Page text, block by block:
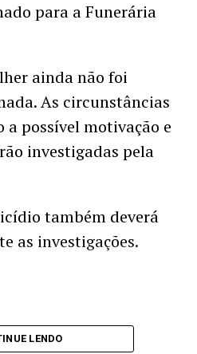
para a Funerária
ainda não foi
As circunstâncias
a possível motivação e
investigadas pela
também deverá
as investigações.
LENDO